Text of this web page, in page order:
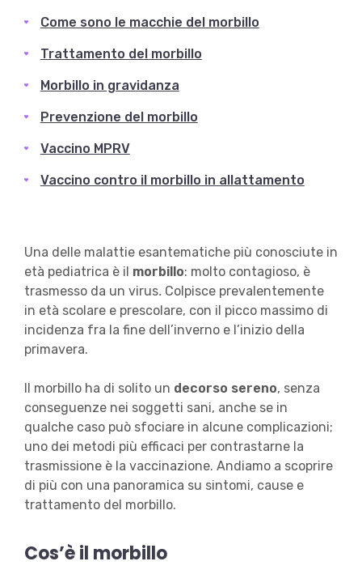
Come sono le macchie del morbillo
Trattamento del morbillo
Morbillo in gravidanza
Prevenzione del morbillo
Vaccino MPRV
Vaccino contro il morbillo in allattamento
Una delle malattie esantematiche più conosciute in
età pediatrica è il morbillo: molto contagioso, è
trasmesso da un virus. Colpisce prevalentemente
in età scolare e prescolare, con il picco massimo di
incidenza fra la fine dell’inverno e l’inizio della
primavera.
Il morbillo ha di solito un decorso sereno, senza
conseguenze nei soggetti sani, anche se in
qualche caso può sfociare in alcune complicazioni;
uno dei metodi più efficaci per contrastarne la
trasmissione è la vaccinazione. Andiamo a scoprire
di più con una panoramica su sintomi, cause e
trattamento del morbillo.
Cos’è il morbillo